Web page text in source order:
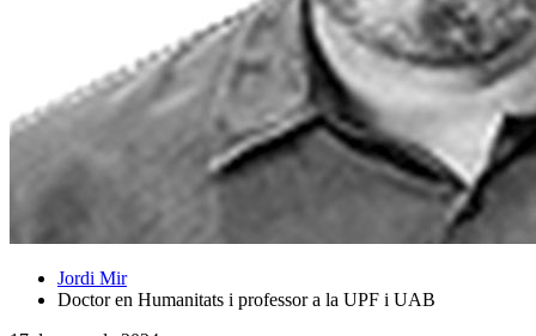
Jordi Mir
Doctor en Humanitats i professor a la UPF i UAB